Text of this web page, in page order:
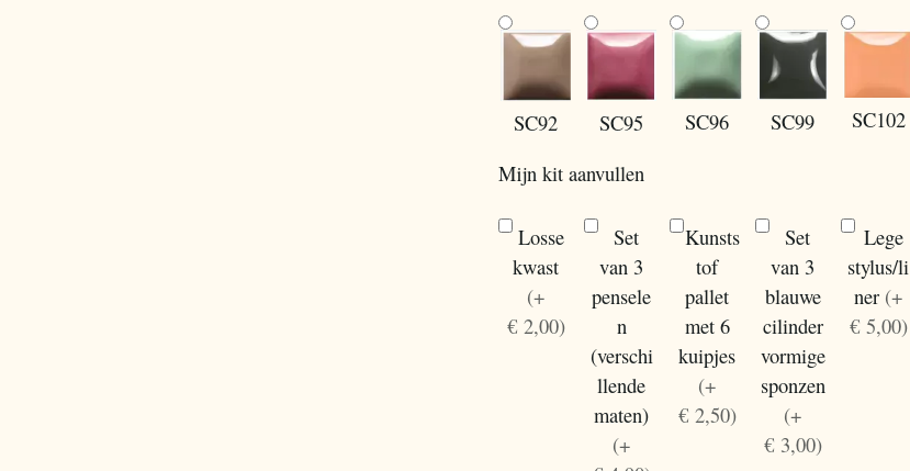
SC92 SC95 SC96 SC99
SC102
Mijn kit aanvullen
Losse
kwast
(+
€ 2,00)
Set
van 3
pensele
n
(verschi
llende
maten)
(+
Kunsts
tof
pallet
met 6
kuipjes
(+
€ 2,50)
Set
van 3
blauwe
cilinder
vormige
sponzen
(+
€ 3,00)
Lege
stylus/li
ner (+
€ 5,00)